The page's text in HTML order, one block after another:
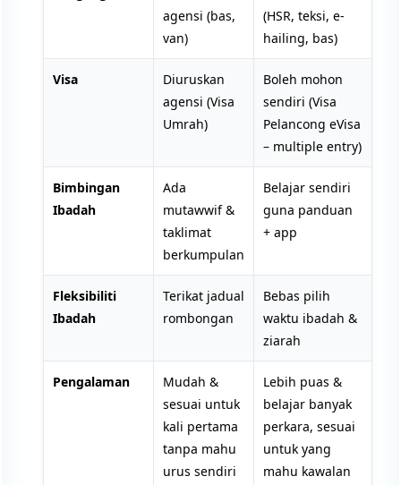
agensi (bas,
van)
(HSR, teksi, e-
hailing, bas)
Visa
Diuruskan
agensi (Visa
Umrah)
Boleh mohon
sendiri (Visa
Pelancong eVisa
– multiple entry)
Bimbingan
Ibadah
Ada
mutawwif &
taklimat
berkumpulan
Belajar sendiri
guna panduan
+ app
Fleksibiliti
Ibadah
Terikat jadual
rombongan
Bebas pilih
waktu ibadah &
ziarah
Pengalaman
Mudah &
sesuai untuk
kali pertama
tanpa mahu
urus sendiri
Lebih puas &
belajar banyak
perkara, sesuai
untuk yang
mahu kawalan